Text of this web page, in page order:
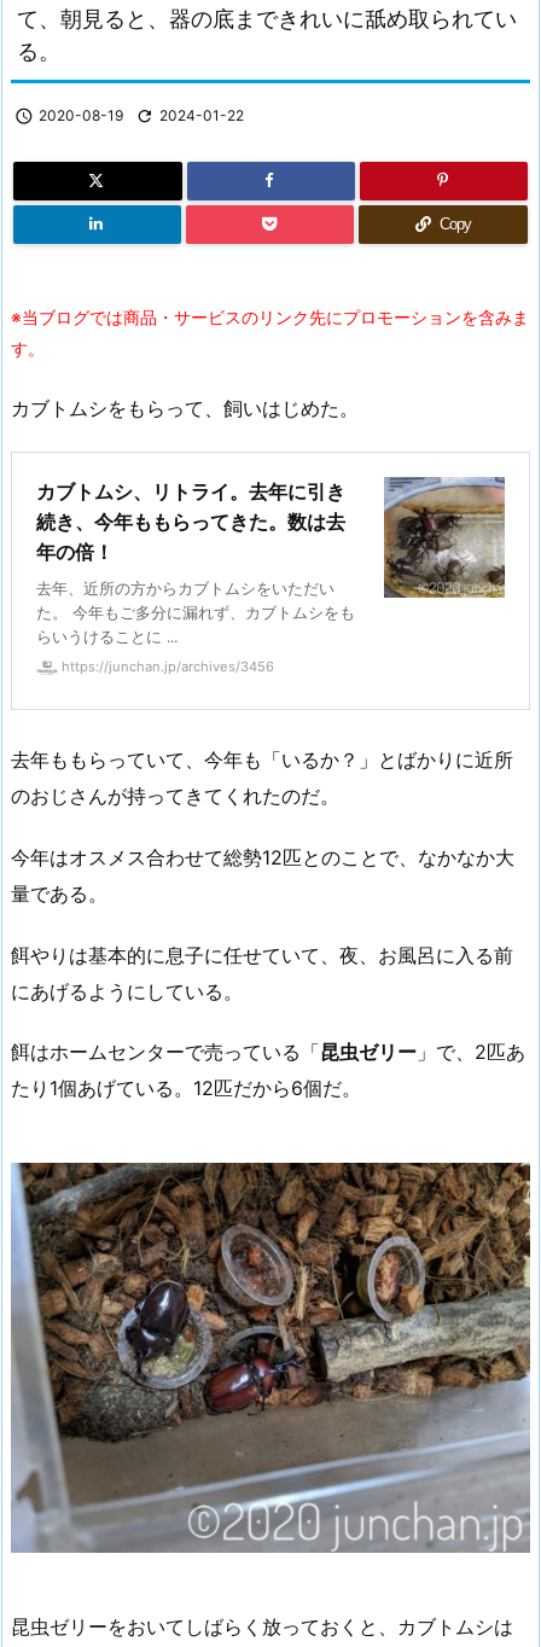
て、朝見ると、器の底まできれいに舐め取られてい
る。
 2020-08-19  2024-01-22
Copy
※当ブログでは商品・サービスのリンク先にプロモーションを含みま
す。
カブトムシをもらって、飼いはじめた。
カブトムシ、リトライ。去年に引き
続き、今年ももらってきた。数は去
年の倍！
去年、近所の方からカブトムシをいただい
た。 今年もご多分に漏れず、カブトムシをも
らいうけることに ...
https://junchan.jp/archives/3456
去年ももらっていて、今年も「いるか？」とばかりに近所
のおじさんが持ってきてくれたのだ。
今年はオスメス合わせて総勢12匹とのことで、なかなか大
量である。
餌やりは基本的に息子に任せていて、夜、お風呂に入る前
にあげるようにしている。
餌はホームセンターで売っている「昆虫ゼリー 」で、2匹あ
たり1個あげている。12匹だから6個だ。
昆虫ゼリーをおいてしばらく放っておくと、カブトムシは